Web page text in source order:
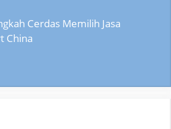
Cerdas Memilih Jasa
China